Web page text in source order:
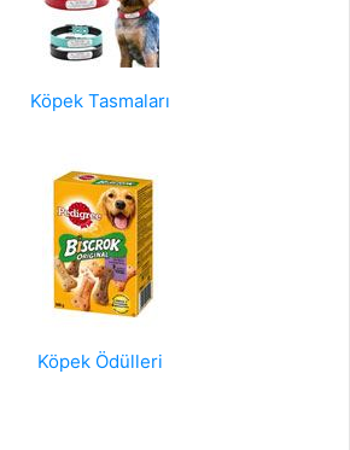
Köpek Tasmaları
Köpek Ödülleri